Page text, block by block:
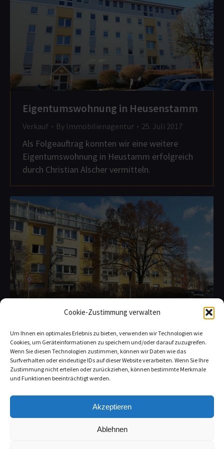
Cookie-Zustimmung verwalten
Um Ihnen ein optimales Erlebnis zu bieten, verwenden wir Technologien wie
Cookies, um Geräteinformationen zu speichern und/oder darauf zuzugreifen.
Wenn Sie diesen Technologien zustimmen, können wir Daten wie das
Surfverhalten oder eindeutige IDs auf dieser Website verarbeiten. Wenn Sie Ihre
Zustimmung nicht erteilen oder zurückziehen, können bestimmte Merkmale
und Funktionen beeinträchtigt werden.
Akzeptieren
Ablehnen
Eigentumswohnung in Heusenstamm
Verkauf By Immobilienagentur 25. Juli 2017
Als Folgeauftrag konnten wir eine weitere
Eigentumswohnung in Heustamm erfolgreich
durch Christian Alscher vermitteln.
Eigentumswohnung in Heusenstamm
Verkauf ByImmobilienagentur 25. Juli 2017
Diese Eigentumswohnung wurde durch
Christian Alscher vermittelt. Käufer und
Der Verkäufer hat uns bereits weiterempfohlen.